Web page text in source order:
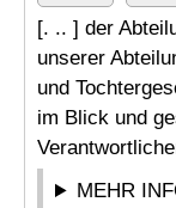
[. .. ] der
unserer
und
im Blick und
MEHR